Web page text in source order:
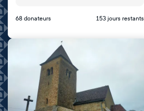
68 donateurs 153 jours restants